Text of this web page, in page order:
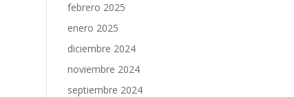
febrero 2025
enero 2025
diciembre 2024
noviembre 2024
septiembre 2024